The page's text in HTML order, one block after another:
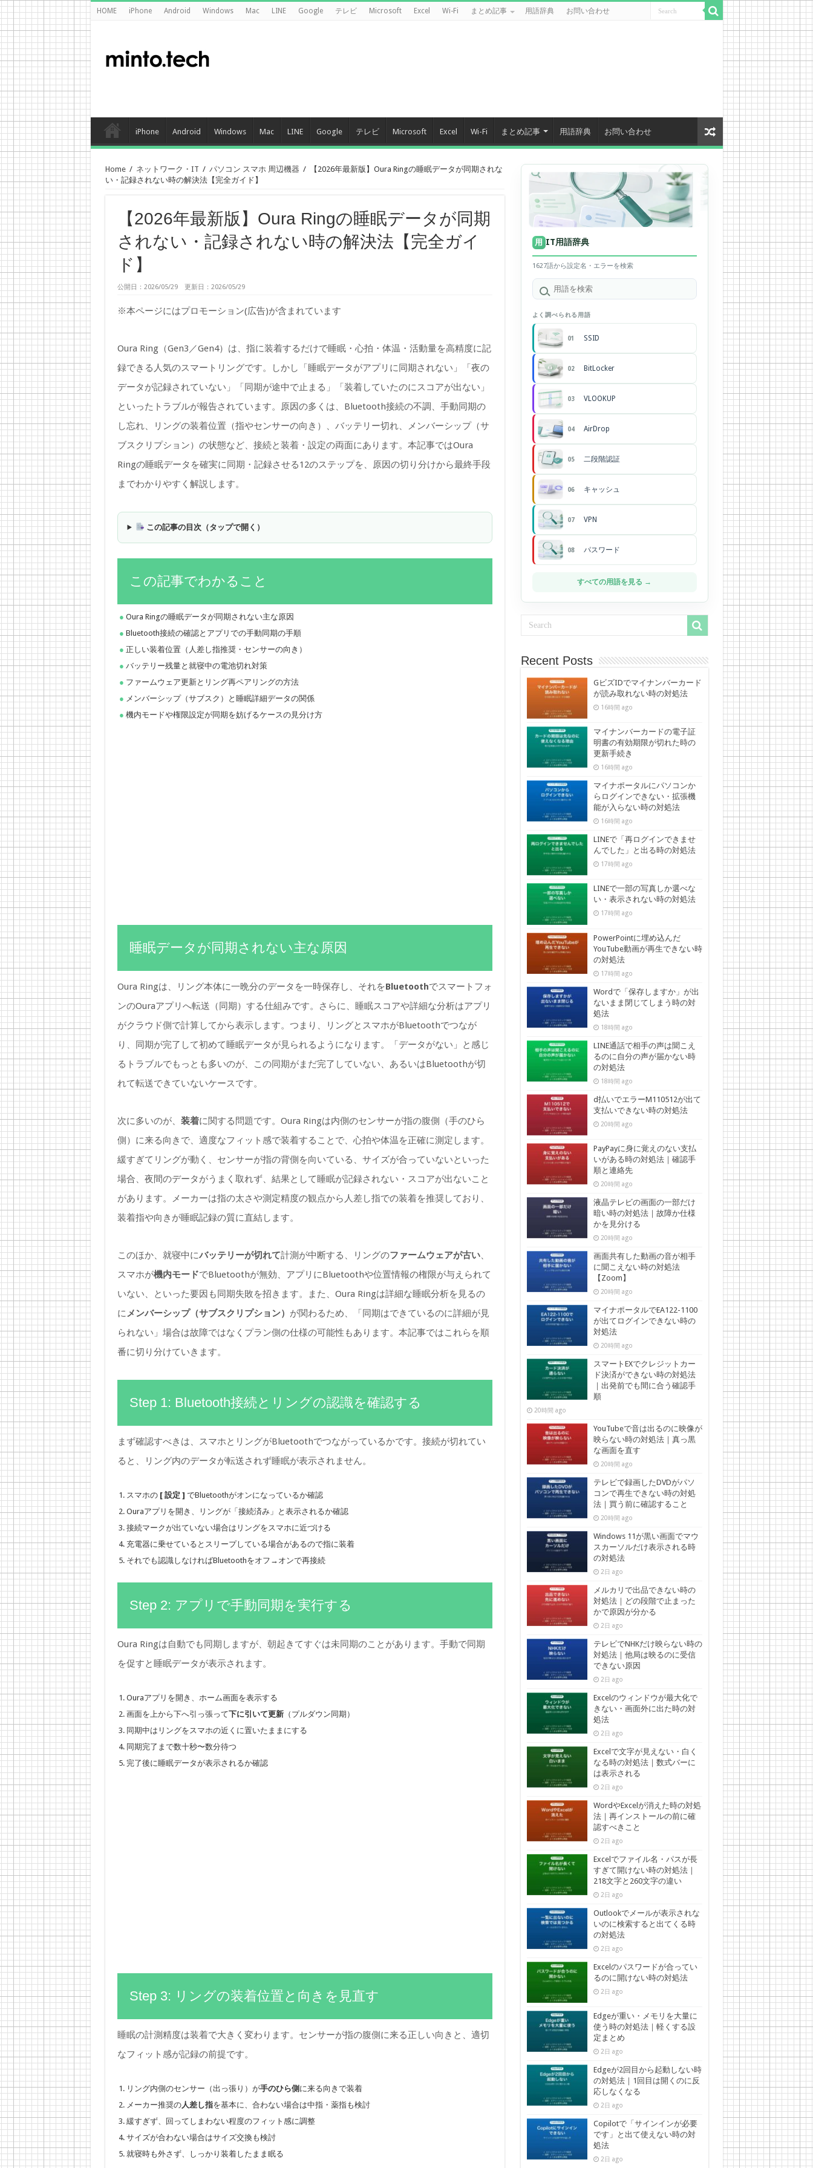
HOME iPhone Android Windows Mac LINE Google テレビ Microsoft Excel Wi-Fi まとめ記事 用語辞典 お問い合わせ
iPhone Android Windows Mac LINE Google テレビ Microsoft Excel Wi-Fi まとめ記事 用語辞典 お問い合わせ
Home / ネットワーク・IT / パソコン スマホ 周辺機器 /
【2026年最新版】Oura Ringの睡眠データが同期されな
い・記録されない時の解決法【完全ガイド】
【2026年最新版】Oura Ringの睡眠データが同期
されない・記録されない時の解決法【完全ガイ
ド】
公開日：2026/05/29 更新日：2026/05/29
※本ページにはプロモーション(広告)が含まれています
Oura Ring（Gen3／Gen4）は、指に装着するだけで睡眠・心拍・体温・活動量を高精度に記
録できる人気のスマートリングです。しかし「睡眠データがアプリに同期されない」「夜の
データが記録されていない」「同期が途中で止まる」「装着していたのにスコアが出ない」
といったトラブルが報告されています。原因の多くは、Bluetooth接続の不調、手動同期の
し忘れ、リングの装着位置（指やセンサーの向き）、バッテリー切れ、メンバーシップ（サ
ブスクリプション）の状態など、接続と装着・設定の両面にあります。本記事ではOura
Ringの睡眠データを確実に同期・記録させる12のステップを、原因の切り分けから最終手段
までわかりやすく解説します。
この記事の目次（タップで開く）
この記事でわかること
Oura Ringの睡眠データが同期されない主な原因
Bluetooth接続の確認とアプリでの手動同期の手順
正しい装着位置（人差し指推奨・センサーの向き）
バッテリー残量と就寝中の電池切れ対策
ファームウェア更新とリング再ペアリングの方法
メンバーシップ（サブスク）と睡眠詳細データの関係
機内モードや権限設定が同期を妨げるケースの見分け方
睡眠データが同期されない主な原因
Oura Ringは、リング本体に一晩分のデータを一時保存し、それをBluetoothでスマートフォ
ンのOuraアプリへ転送（同期）する仕組みです。さらに、睡眠スコアや詳細な分析はアプリ
がクラウド側で計算してから表示します。つまり、リングとスマホがBluetoothでつなが
り、同期が完了して初めて睡眠データが見られるようになります。「データがない」と感じ
るトラブルでもっとも多いのが、この同期がまだ完了していない、あるいはBluetoothが切
れて転送できていないケースです。
次に多いのが、 装着に関する問題です。Oura Ringは内側のセンサーが指の腹側（手のひら
側）に来る向きで、適度なフィット感で装着することで、心拍や体温を正確に測定します。
緩すぎてリングが動く、センサーが指の背側を向いている、サイズが合っていないといった
場合、夜間のデータがうまく取れず、結果として睡眠が記録されない・スコアが出ないこと
があります。メーカーは指の太さや測定精度の観点から人差し指での装着を推奨しており、
装着指や向きが睡眠記録の質に直結します。
このほか、就寝中にバッテリーが切れて計測が中断する、リングのファームウェアが古い、
スマホが機内モードでBluetoothが無効、アプリにBluetoothや位置情報の権限が与えられて
いない、といった要因も同期失敗を招きます。また、Oura Ringは詳細な睡眠分析を見るの
にメンバーシップ（サブスクリプション） が関わるため、「同期はできているのに詳細が見
られない」場合は故障ではなくプラン側の仕様の可能性もあります。本記事ではこれらを順
番に切り分けていきます。
Step 1: Bluetooth接続とリングの認識を確認する
まず確認すべきは、スマホとリングがBluetoothでつながっているかです。接続が切れてい
ると、リング内のデータが転送されず睡眠が表示されません。
スマホの [ 設定 ] でBluetoothがオンになっているか確認
Ouraアプリを開き、リングが「接続済み」と表示されるか確認
接続マークが出ていない場合はリングをスマホに近づける
充電器に乗せているとスリープしている場合があるので指に装着
それでも認識しなければBluetoothをオフ→オンで再接続
Step 2: アプリで手動同期を実行する
Oura Ringは自動でも同期しますが、朝起きてすぐは未同期のことがあります。手動で同期
を促すと睡眠データが表示されます。
Ouraアプリを開き、ホーム画面を表示する
画面を上から下へ引っ張って下に引いて更新（プルダウン同期）
同期中はリングをスマホの近くに置いたままにする
同期完了まで数十秒〜数分待つ
完了後に睡眠データが表示されるか確認
Step 3: リングの装着位置と向きを見直す
睡眠の計測精度は装着で大きく変わります。センサーが指の腹側に来る正しい向きと、適切
なフィット感が記録の前提です。
リング内側のセンサー（出っ張り）が手のひら側 に来る向きで装着
メーカー推奨の人差し指を基本に、合わない場合は中指・薬指も検討
緩すぎず、回ってしまわない程度のフィット感に調整
サイズが合わない場合はサイズ交換も検討
就寝時も外さず、しっかり装着したまま眠る
用 IT用語辞典
1627語から設定名・エラーを検索
よく調べられる用語
01 SSID
02 BitLocker
03 VLOOKUP
04 AirDrop
05 二段階認証
06 キャッシュ
07 VPN
08 パスワード
すべての用語を見る →
Recent Posts
GビズIDでマイナンバーカード
が読み取れない時の対処法
16時間 ago
マイナンバーカードの電子証
明書の有効期限が切れた時の
更新手続き
16時間 ago
マイナポータルにパソコンか
らログインできない・拡張機
能が入らない時の対処法
16時間 ago
LINEで「再ログインできませ
んでした」と出る時の対処法
17時間 ago
LINEで一部の写真しか選べな
い・表示されない時の対処法
17時間 ago
PowerPointに埋め込んだ
YouTube動画が再生できない時
の対処法
17時間 ago
Wordで「保存しますか」が出
ないまま閉じてしまう時の対
処法
18時間 ago
LINE通話で相手の声は聞こえ
るのに自分の声が届かない時
の対処法
18時間 ago
d払いでエラーM110512が出て
支払いできない時の対処法
20時間 ago
PayPayに身に覚えのない支払
いがある時の対処法｜確認手
順と連絡先
20時間 ago
液晶テレビの画面の一部だけ
暗い時の対処法｜故障か仕様
かを見分ける
20時間 ago
画面共有した動画の音が相手
に聞こえない時の対処法
【Zoom】
20時間 ago
マイナポータルでEA122-1100
が出てログインできない時の
対処法
20時間 ago
スマートEXでクレジットカー
ド決済ができない時の対処法
｜出発前でも間に合う確認手
順
20時間 ago
YouTubeで音は出るのに映像が
映らない時の対処法｜真っ黒
な画面を直す
20時間 ago
テレビで録画したDVDがパソ
コンで再生できない時の対処
法｜買う前に確認すること
20時間 ago
Windows 11が黒い画面でマウ
スカーソルだけ表示される時
の対処法
2日 ago
メルカリで出品できない時の
対処法｜どの段階で止まった
かで原因が分かる
2日 ago
テレビでNHKだけ映らない時の
対処法｜他局は映るのに受信
できない原因
2日 ago
Excelのウィンドウが最大化で
きない・画面外に出た時の対
処法
2日 ago
Excelで文字が見えない・白く
なる時の対処法｜数式バーに
は表示される
2日 ago
WordやExcelが消えた時の対処
法｜再インストールの前に確
認すべきこと
2日 ago
Excelでファイル名・パスが長
すぎて開けない時の対処法｜
218文字と260文字の違い
2日 ago
Outlookでメールが表示されな
いのに検索すると出てくる時
の対処法
2日 ago
Excelのパスワードが合ってい
るのに開けない時の対処法
2日 ago
Edgeが重い・メモリを大量に
使う時の対処法｜軽くする設
定まとめ
2日 ago
Edgeが2回目から起動しない時
の対処法｜1回目は開くのに反
応しなくなる
2日 ago
Copilotで「サインインが必要
です」と出て使えない時の対
処法
2日 ago